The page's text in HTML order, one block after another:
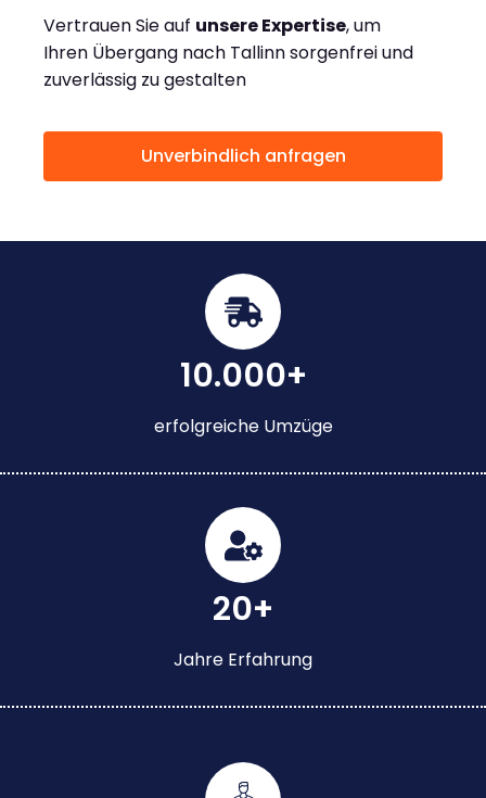
Vertrauen Sie auf unsere Expertise, um
Ihren Übergang nach Tallinn sorgenfrei und
zuverlässig zu gestalten
Unverbindlich anfragen
10.000+
erfolgreiche Umzüge
20+
Jahre Erfahrung